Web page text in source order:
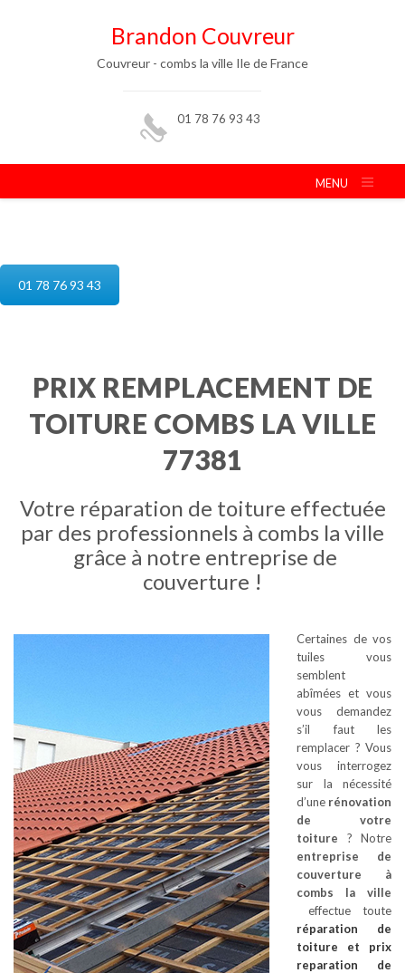
Brandon Couvreur
Couvreur - combs la ville Ile de France
01 78 76 93 43
MENU
01 78 76 93 43
PRIX REMPLACEMENT DE
TOITURE COMBS LA VILLE
77381
Votre réparation de toiture effectuée
par des professionnels à combs la ville
grâce à notre entreprise de
couverture !
Certaines de vos
tuiles vous
semblent
abîmées et vous
vous demandez
s’il faut les
remplacer ? Vous
vous interrogez
sur la nécessité
d’une rénovation
de votre
toiture ? Notre
entreprise de
couverture à
combs la ville
effectue toute
réparation de
toiture et prix
reparation de